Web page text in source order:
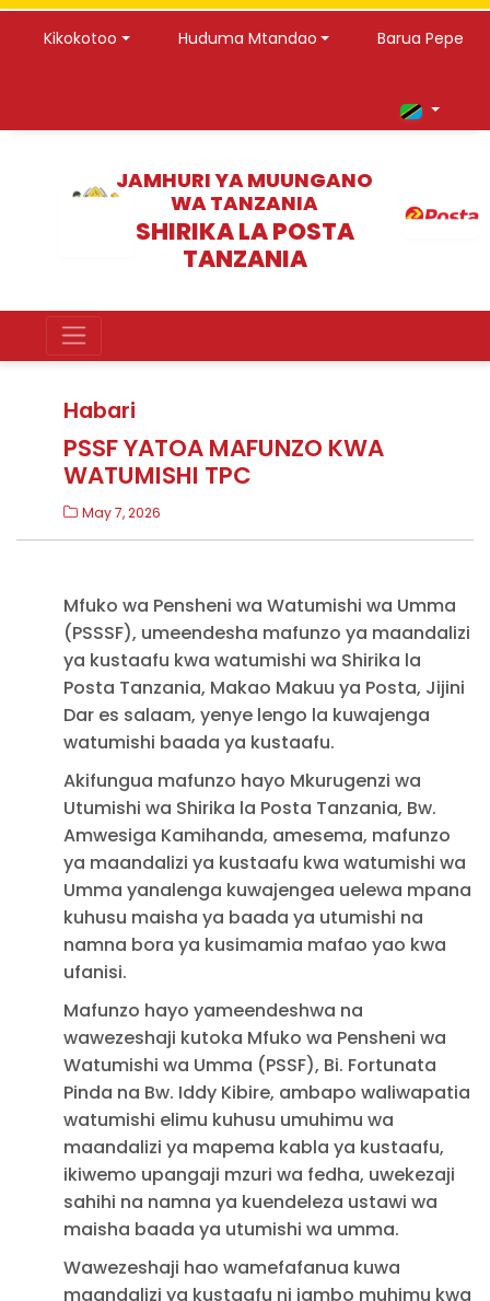
Kikokotoo Huduma Mtandao Barua Pepe
JAMHURI YA MUUNGANO
WA TANZANIA
SHIRIKA LA POSTA
TANZANIA
Habari
PSSF YATOA MAFUNZO KWA
WATUMISHI TPC
May 7, 2026
Mfuko wa Pensheni wa Watumishi wa Umma
(PSSSF), umeendesha mafunzo ya maandalizi
ya kustaafu kwa watumishi wa Shirika la
Posta Tanzania, Makao Makuu ya Posta, Jijini
Dar es salaam, yenye lengo la kuwajenga
watumishi baada ya kustaafu.
Akifungua mafunzo hayo Mkurugenzi wa
Utumishi wa Shirika la Posta Tanzania, Bw.
Amwesiga Kamihanda, amesema, mafunzo
ya maandalizi ya kustaafu kwa watumishi wa
Umma yanalenga kuwajengea uelewa mpana
kuhusu maisha ya baada ya utumishi na
namna bora ya kusimamia mafao yao kwa
ufanisi.
Mafunzo hayo yameendeshwa na
wawezeshaji kutoka Mfuko wa Pensheni wa
Watumishi wa Umma (PSSF), Bi. Fortunata
Pinda na Bw. Iddy Kibire, ambapo waliwapatia
watumishi elimu kuhusu umuhimu wa
maandalizi ya mapema kabla ya kustaafu,
ikiwemo upangaji mzuri wa fedha, uwekezaji
sahihi na namna ya kuendeleza ustawi wa
maisha baada ya utumishi wa umma.
Wawezeshaji hao wamefafanua kuwa
maandalizi ya kustaafu ni jambo muhimu kwa